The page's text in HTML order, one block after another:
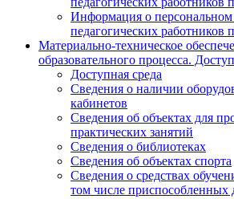
Информация о персональном
педагогических
Материально-техническое
образовательного процесса.
Доступная среда
Сведения о наличии
кабинетов
Сведения об объектах для
практических занятий
Сведения о библиотеках
Сведения об объектах спорта
Сведения о средствах
том числе приспособленных